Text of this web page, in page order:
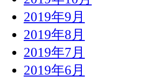
2019年9月
2019年8月
2019年7月
2019年6月